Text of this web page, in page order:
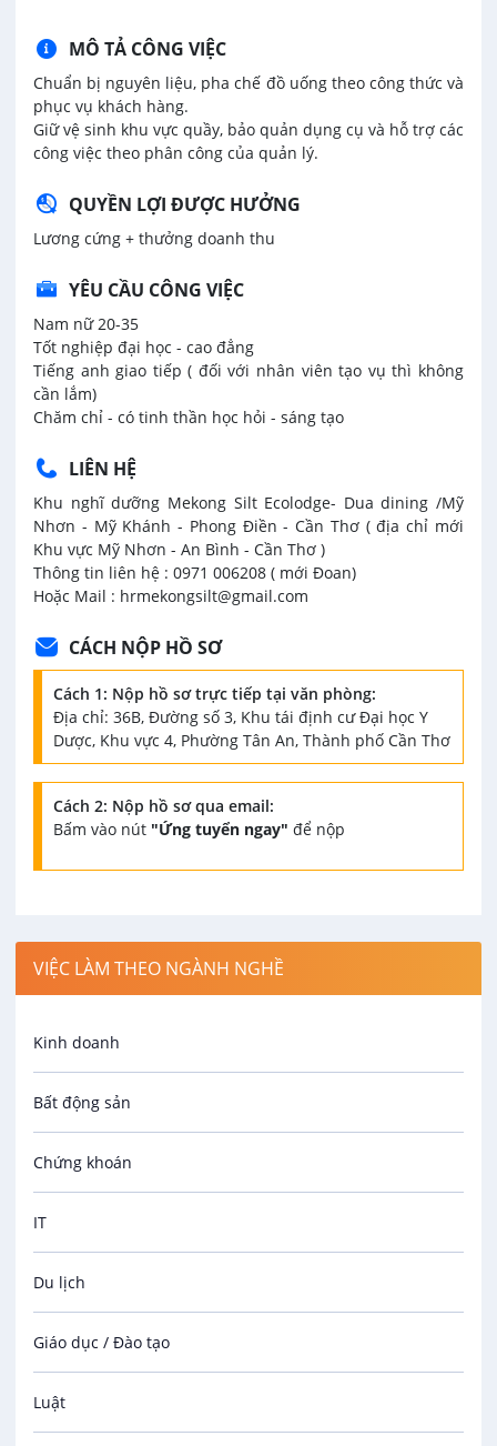
MÔ TẢ CÔNG VIỆC
Chuẩn bị nguyên liệu, pha chế đồ uống theo công thức và
phục vụ khách hàng.
Giữ vệ sinh khu vực quầy, bảo quản dụng cụ và hỗ trợ các
công việc theo phân công của quản lý.
QUYỀN LỢI ĐƯỢC HƯỞNG
Lương cứng + thưởng doanh thu
YÊU CẦU CÔNG VIỆC
Nam nữ 20-35
Tốt nghiệp đại học - cao đẳng
Tiếng anh giao tiếp ( đối với nhân viên tạo vụ thì không
cần lắm)
Chăm chỉ - có tinh thần học hỏi - sáng tạo
LIÊN HỆ
Khu nghĩ dưỡng Mekong Silt Ecolodge- Dua dining /Mỹ
Nhơn - Mỹ Khánh - Phong Điền - Cần Thơ ( địa chỉ mới
Khu vực Mỹ Nhơn - An Bình - Cần Thơ )
Thông tin liên hệ : 0971 006208 ( mới Đoan)
Hoặc Mail : hrmekongsilt@gmail.com
CÁCH NỘP HỒ SƠ
Cách 1: Nộp hồ sơ trực tiếp tại văn phòng:
Địa chỉ: 36B, Đường số 3, Khu tái định cư Đại học Y
Dược, Khu vực 4, Phường Tân An, Thành phố Cần Thơ
Cách 2: Nộp hồ sơ qua email:
Bấm vào nút "Ứng tuyển ngay" để nộp
VIỆC LÀM THEO NGÀNH NGHỀ
Kinh doanh
Bất động sản
Chứng khoán
IT
Du lịch
Giáo dục / Đào tạo
Luật